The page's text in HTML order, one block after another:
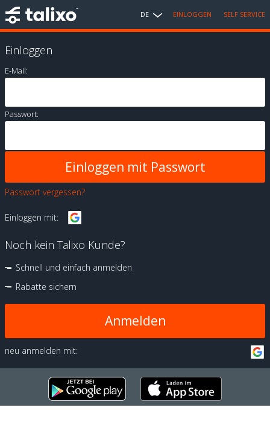
DE EINLOGGEN SELF SERVICE
Einloggen
E-Mail:
Passwort:
Passwort vergessen?
Einloggen mit:
Noch kein Talixo Kunde?
Schnell und einfach anmelden
Rabatte sichern
Anmelden
neu anmelden mit: